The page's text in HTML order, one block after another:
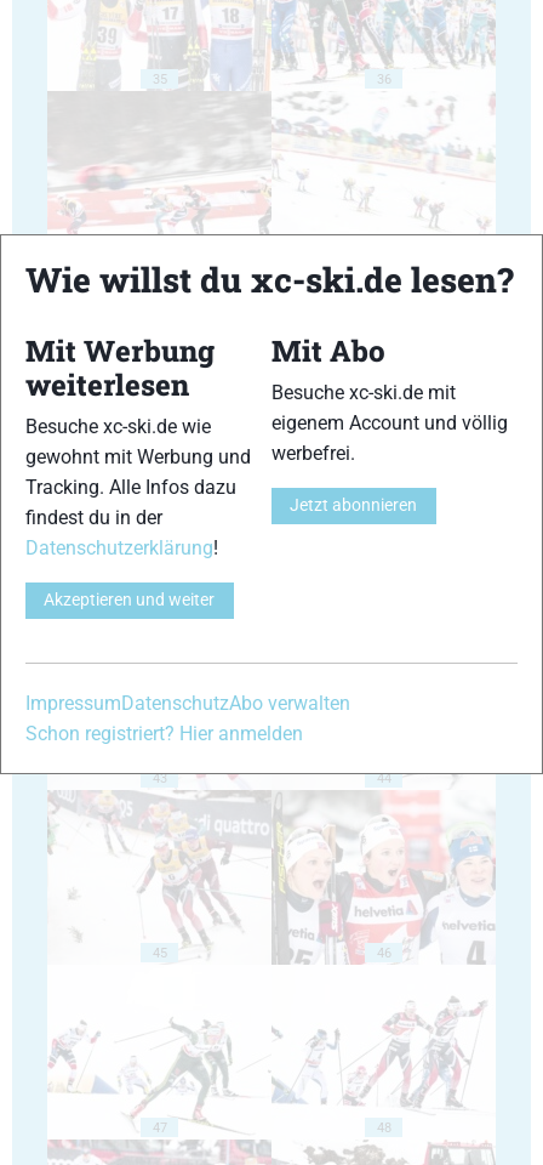
35 36
39 40
41
43 44
45 46
47 48
Wie willst du xc-ski.de lesen?
Mit Werbung
weiterlesen
Besuche xc-ski.de wie
gewohnt mit Werbung und
Tracking. Alle Infos dazu
findest du in der
Datenschutzerklärung!
Akzeptieren und weiter
Mit Abo
Besuche xc-ski.de mit
eigenem Account und völlig
werbefrei.
Jetzt abonnieren
Impressum DatenschutzAbo verwalten
Schon registriert? Hier anmelden